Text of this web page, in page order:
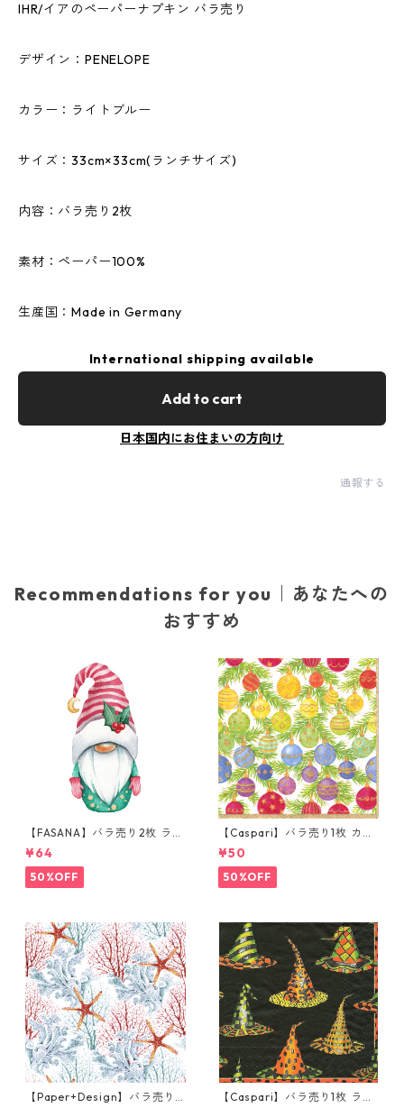
IHR/イアのペーパーナプキン バラ売り
デザイン：PENELOPE
カラー：ライトブルー
サイズ：33cm×33cm(ランチサイズ)
内容：バラ売り2枚
素材：ペーパー100%
生産国：Made in Germany
International shipping available
Add to cart
日本国内にお住まいの方向け
通報する
Recommendations for you｜あなたへの
おすすめ
【FASANA】バラ売り2枚 ラン
チサイズ ペーパーナプキン Lit
tle nisse with ilex ホワイト
¥64
50%OFF
【Caspari】バラ売り1枚 カク
テルサイズ ペーパーナプキン
OMBRE CHRISTMAS ホワイト
×ゴールドパール
¥50
50%OFF
【Paper+Design】バラ売り2
【Caspari】バラ売り1枚 ラン